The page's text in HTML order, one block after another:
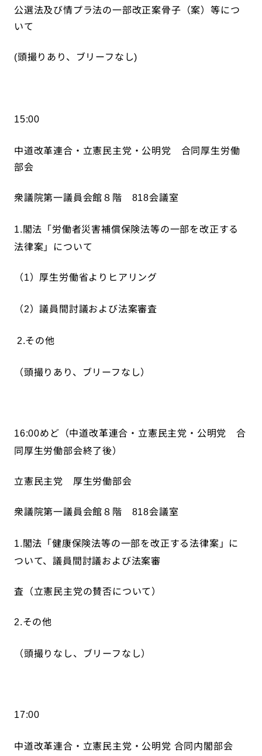
公選法及び情プラ法の一部改正案骨子（案）等につ
いて
(頭撮りあり、ブリーフなし)
15:00
中道改革連合・立憲民主党・公明党 合同厚生労働
部会
衆議院第一議員会館８階 818会議室
1.閣法「労働者災害補償保険法等の一部を改正する
法律案」について
（1）厚生労働省よりヒアリング
（2）議員間討議および法案審査
2.その他
（頭撮りあり、ブリーフなし）
16:00めど（中道改革連合・立憲民主党・公明党 合
同厚生労働部会終了後）
立憲民主党 厚生労働部会
衆議院第一議員会館８階 818会議室
1.閣法「健康保険法等の一部を改正する法律案」に
ついて、議員間討議および法案審
査（立憲民主党の賛否について）
2.その他
（頭撮りなし、ブリーフなし）
17:00
中道改革連合・立憲民主党・公明党 合同内閣部会